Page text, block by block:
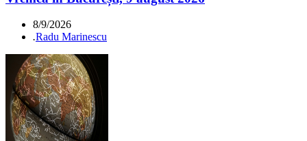
8/9/2026
.Radu Marinescu